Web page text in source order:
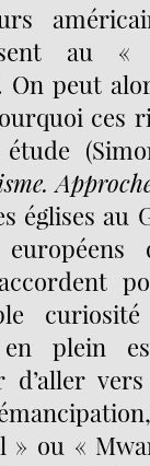
au
On peut
ces
églises au
plein
» ou «